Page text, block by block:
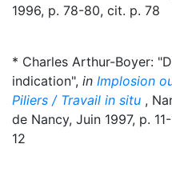
1996, p. 78-80, cit. p. 78
* Charles Arthur-Boyer:
indication", in Implosion
Piliers / Travail in situ ,
de Nancy, Juin 1997, p.
12